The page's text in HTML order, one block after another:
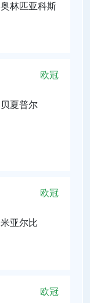
奥林匹亚科斯
欧冠
贝夏普尔
欧冠
米亚尔比
欧冠